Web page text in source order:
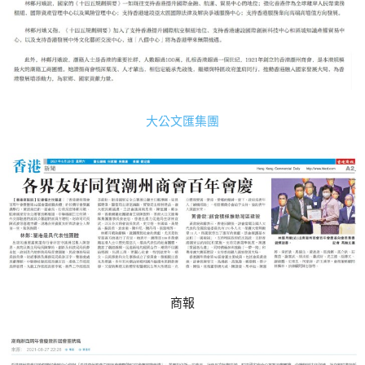
大公文匯集團
商報